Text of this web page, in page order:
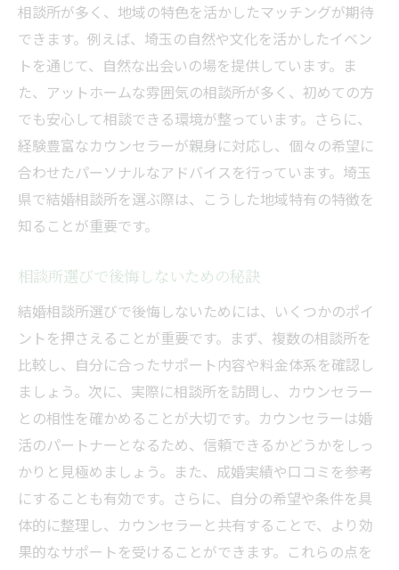
相談所が多く、地域の特色を活かしたマッチングが期待
できます。例えば、埼玉の自然や文化を活かしたイベン
トを通じて、自然な出会いの場を提供しています。ま
た、アットホームな雰囲気の相談所が多く、初めての方
でも安心して相談できる環境が整っています。さらに、
経験豊富なカウンセラーが親身に対応し、個々の希望に
合わせたパーソナルなアドバイスを行っています。埼玉
県で結婚相談所を選ぶ際は、こうした地域特有の特徴を
知ることが重要です。
相談所選びで後悔しないための秘訣
結婚相談所選びで後悔しないためには、いくつかのポイ
ントを押さえることが重要です。まず、複数の相談所を
比較し、自分に合ったサポート内容や料金体系を確認し
ましょう。次に、実際に相談所を訪問し、カウンセラー
との相性を確かめることが大切です。カウンセラーは婚
活のパートナーとなるため、信頼できるかどうかをしっ
かりと見極めましょう。また、成婚実績や口コミを参考
にすることも有効です。さらに、自分の希望や条件を具
体的に整理し、カウンセラーと共有することで、より効
果的なサポートを受けることができます。これらの点を